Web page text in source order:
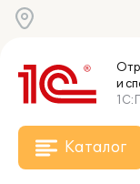
и
Каталог